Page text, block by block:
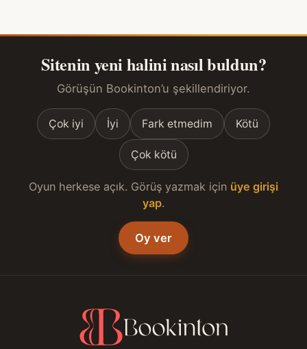
Sitenin yeni halini nasıl buldun?
Görüşün Bookinton’u şekillendiriyor.
Çok iyi İyi Fark etmedim Kötü
Çok kötü
Oyun herkese açık. Görüş yazmak için üye girişi
yap.
Oy ver